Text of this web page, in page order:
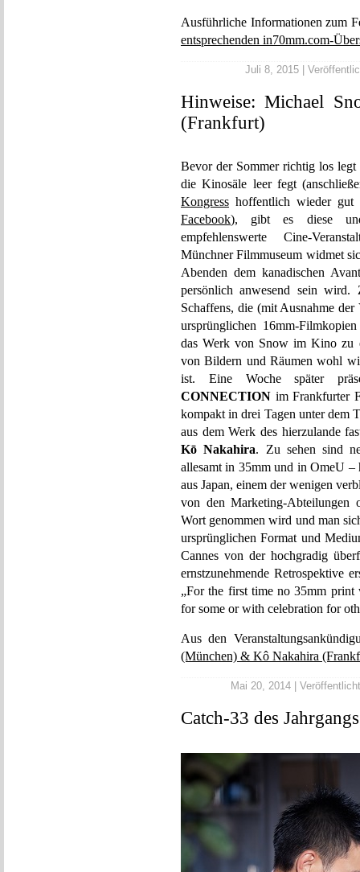
Ausführliche Informationen zum
entsprechenden in70mm.com-
Juli 8, 2015 |
Hinweise: Michael
(Frankfurt)
Bevor der Sommer richtig los
die Kinosäle leer fegt
Kongress hoffentlich wieder
Facebook), gibt es diese
empfehlenswerte Cine-
Münchner Filmmuseum widmet
Abenden dem kanadischen
persönlich anwesend sein wird.
Schaffens, die (mit Ausnahme
ursprünglichen 16mm-
das Werk von Snow im Kino zu
von Bildern und Räumen wohl
ist. Eine Woche später
CONNECTION im Frankfurter
kompakt in drei Tagen unter dem
aus dem Werk des hierzulande
Kō Nakahira. Zu sehen sind
allesamt in 35mm und in OmeU –
aus Japan, einem der wenigen
von den Marketing-Abteilungen
Wort genommen wird und man
ursprünglichen Format und
Cannes von der hochgradig
ernstzunehmende Retrospektive
„For the first time no 35mm print
for some or with celebration for
Aus den
(München) & Kô Nakahira
Mai 20, 2014 |
Catch-33 des